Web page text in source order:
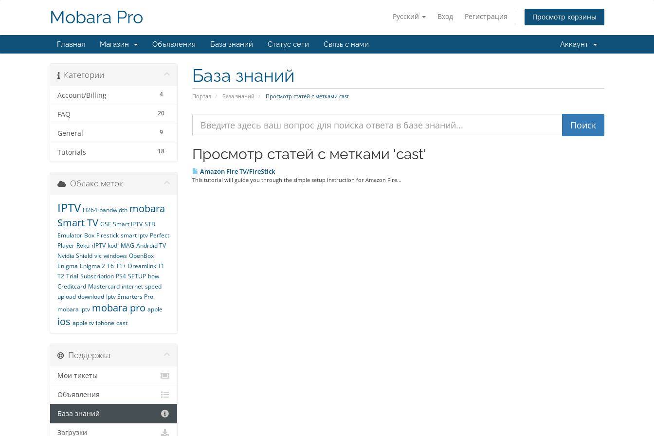
Русский Вход Регистрация Просмотр корзины
Mobara Pro
Главная Магазин Объявления База знаний Статус сети Связь с нами Аккаунт
База знаний
Портал База знаний Просмотр статей с метками cast
Категории
4
Account/Billing
20
FAQ
9
General
18
Tutorials Просмотр статей с метками 'cast'
Amazon Fire TV/FireStick
This tutorial will guide you through the simple setup instruction for Amazon Fire...
Облако меток
IPTV H264 bandwidth mobara
Smart TV GSE Smart IPTV STB
Emulator Box Firestick smart iptv Perfect
Player Roku rIPTV kodi MAG Android TV
Nvidia Shield vlc windows OpenBox
Enigma Enigma 2 T6 T1+ Dreamlink T1
T2 Trial Subscription PS4 SETUP how
Creditcard Mastercard internet speed
upload download Iptv Smarters Pro
mobara iptv mobara pro apple
ios apple tv iphone cast
Поддержка
Мои тикеты
Объявления
База знаний
Загрузки